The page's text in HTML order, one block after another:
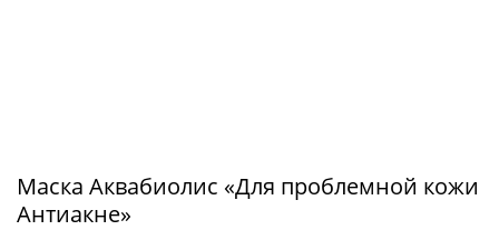
Маска Аквабиолис «Для проблемной кожи
Антиакне»